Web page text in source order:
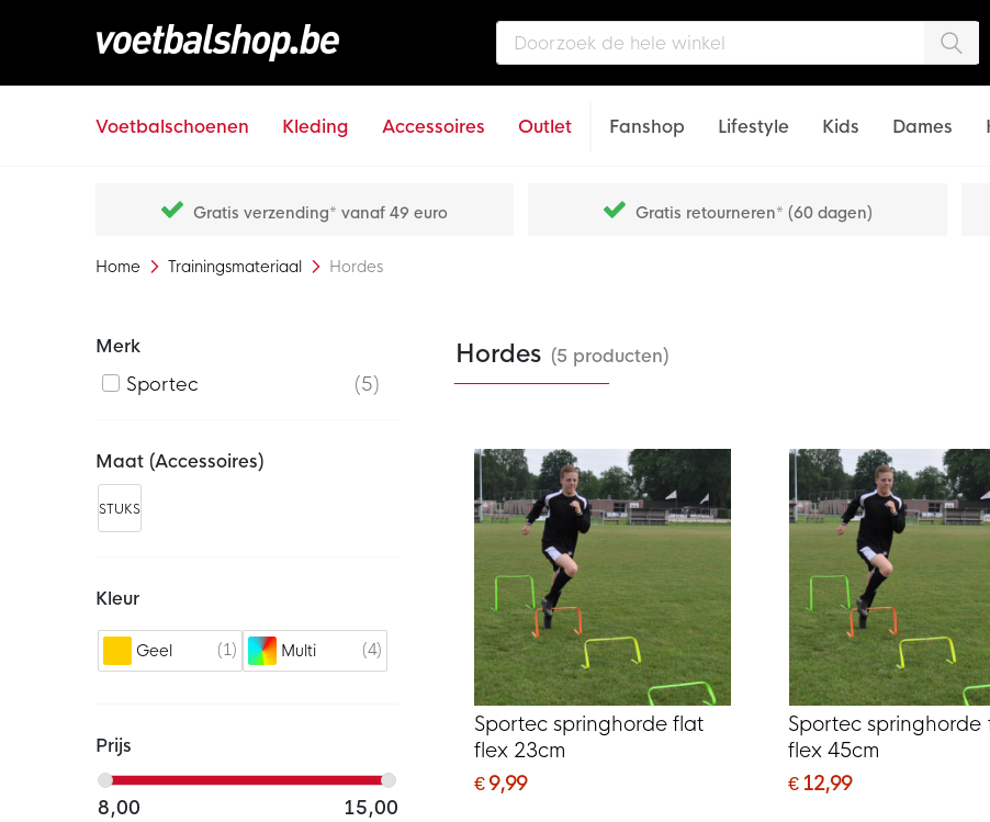
Voetbalschoenen Kleding Accessoires Outlet Fanshop Lifestyle Kids Dames
Gratis verzending* vanaf 49 euro Gratis retourneren* (60 dagen)
Home Trainingsmateriaal Hordes
Hordes (5 producten)
Sportec springhorde flat
flex 23cm
€ 9,99
Sportec springhorde
flex 45cm
€ 12,99
Merk
Sportec
5
Maat (accessoires)
STUKS
Kleur
Geel 1 Multi 4
Prijs
8,00 15,00